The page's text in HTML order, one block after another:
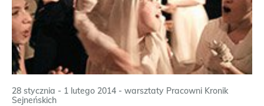
28 stycznia - 1 lutego 2014 - warsztaty Pracowni Kronik
Sejneńskich